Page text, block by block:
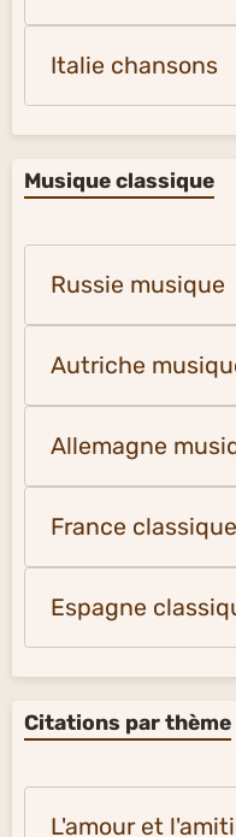
Italie chansons
Musique classique
Russie musique
Autriche
Allemagne
France classique
Espagne
Citations par thème
L'amour et